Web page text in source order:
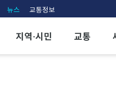
뉴스 교통정보
지역·시민 교통